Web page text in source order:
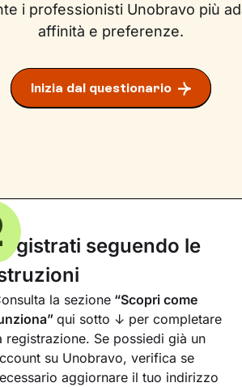
i professionisti Unobravo più
affinità e preferenze.
Inizia dal questionario
seguendo le
la sezione“Scopri come
qui sotto ↓ per completare
registrazione. Se possiedi già un
su Unobravo, verifica se
aggiornare il tuo indirizzo